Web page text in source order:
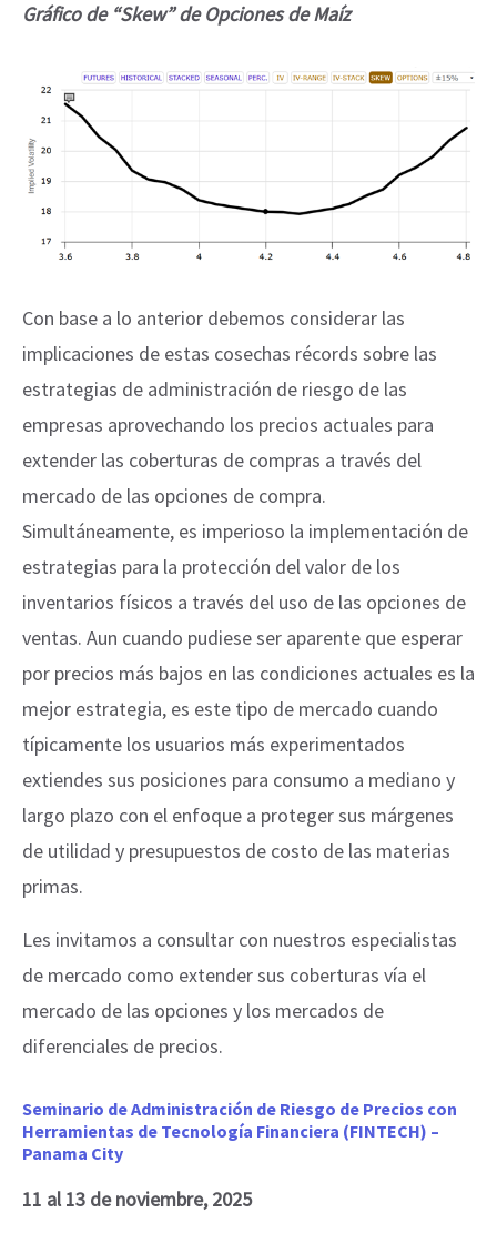
Gráfico de “Skew” de Opciones de Maíz
Con base a lo anterior debemos considerar las
implicaciones de estas cosechas récords sobre las
estrategias de administración de riesgo de las
empresas aprovechando los precios actuales para
extender las coberturas de compras a través del
mercado de las opciones de compra.
Simultáneamente, es imperioso la implementación de
estrategias para la protección del valor de los
inventarios físicos a través del uso de las opciones de
ventas. Aun cuando pudiese ser aparente que esperar
por precios más bajos en las condiciones actuales es la
mejor estrategia, es este tipo de mercado cuando
típicamente los usuarios más experimentados
extiendes sus posiciones para consumo a mediano y
largo plazo con el enfoque a proteger sus márgenes
de utilidad y presupuestos de costo de las materias
primas.
Les invitamos a consultar con nuestros especialistas
de mercado como extender sus coberturas vía el
mercado de las opciones y los mercados de
diferenciales de precios.
Seminario de Administración de Riesgo de Precios con
Herramientas de Tecnología Financiera (FINTECH) –
Panama City
11 al 13 de noviembre, 2025